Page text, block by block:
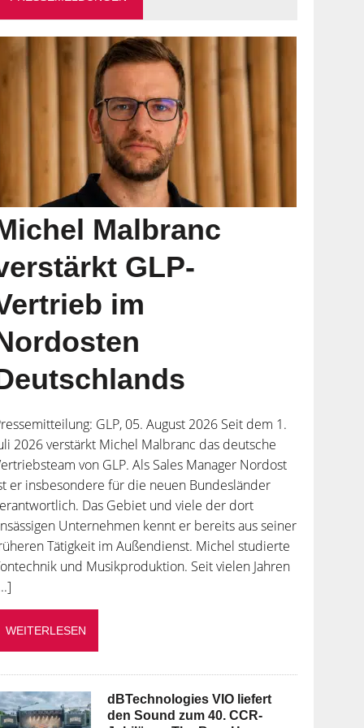
Malbranc
GLP-
im
GLP, 05. August 2026 Seit dem 1.
2026 verstärkt Michel Malbranc das deutsche
von GLP. Als Sales Manager Nordost
er insbesondere für die neuen Bundesländer
Das Gebiet und viele der dort
Unternehmen kennt er bereits aus seiner
Tätigkeit im Außendienst. Michel studierte
und Musikproduktion. Seit vielen Jahren
WEITERLESEN
dBTechnologies VIO liefert
den Sound zum 40. CCR-